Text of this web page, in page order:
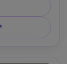
ultra-
ar 4:5